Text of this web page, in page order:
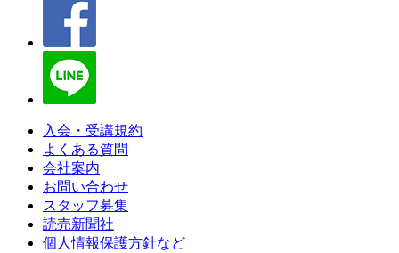
入会・受講規約
よくある質問
会社案内
お問い合わせ
スタッフ募集
読売新聞社
個人情報保護方針など